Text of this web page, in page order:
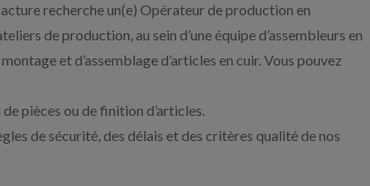
recherche un(e) Opérateur de production en
de production, au sein d’une équipe d’assembleurs en
et d’assemblage d’articles en cuir. Vous pouvez
pièces ou de finition d’articles.
de sécurité, des délais et des critères qualité de nos